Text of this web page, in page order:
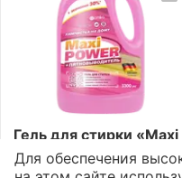
Гель для стирки «Maxi
Power»
Пятновыводитель
5 2
Для обеспечения